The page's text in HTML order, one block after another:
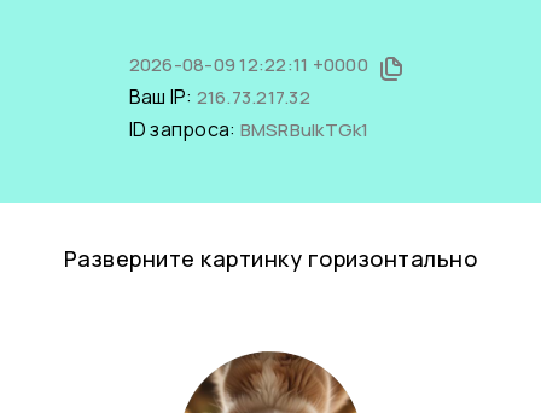
2026-08-09 12:22:11 +0000
Ваш IP: 216.73.217.32
ID запроса: BMSRBuIkTGk1
Разверните картинку горизонтально